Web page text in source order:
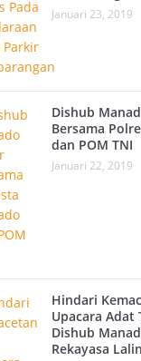
Januari 23, 2019
Dishub
Bersama
dan POM TNI
Januari 22, 2019
Hindari
Upacara Adat
Dishub
Rekayasa Lalin